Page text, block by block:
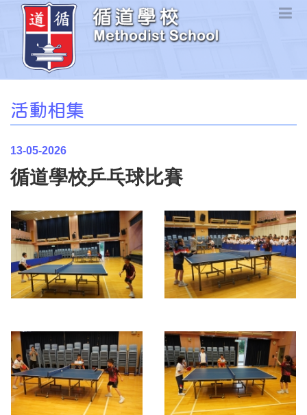
活動相集
13-05-2026
循道學校乒乓球比賽